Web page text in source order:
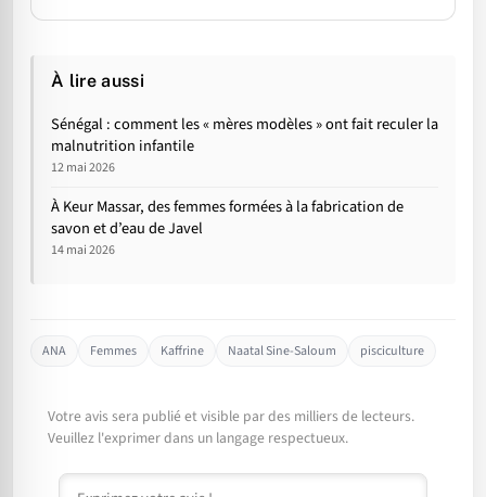
À lire aussi
Sénégal : comment les « mères modèles » ont fait reculer la
malnutrition infantile
12 mai 2026
À Keur Massar, des femmes formées à la fabrication de
savon et d’eau de Javel
14 mai 2026
ANA Femmes Kaffrine Naatal Sine-Saloum pisciculture
Votre avis sera publié et visible par des milliers de lecteurs.
Veuillez l'exprimer dans un langage respectueux.
Commentaire